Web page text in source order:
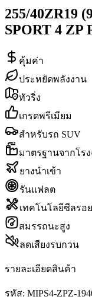
255/40ZR19
SPORT 4 ZP
คุ้มค่า
ประหยัดพลังงาน
ทัวริ่ง
เกรดพรีเมียม
สำหรับรถ SUV
มาตรฐานจากโร
ยางนำเข้า
รันแฟลต
เทคโนโลยีซีลรอ
สมรรถนะสูง
ลดเสียงรบกวน
รายละเอียดสินค้า
รหัส: MIPS4-ZPZ-